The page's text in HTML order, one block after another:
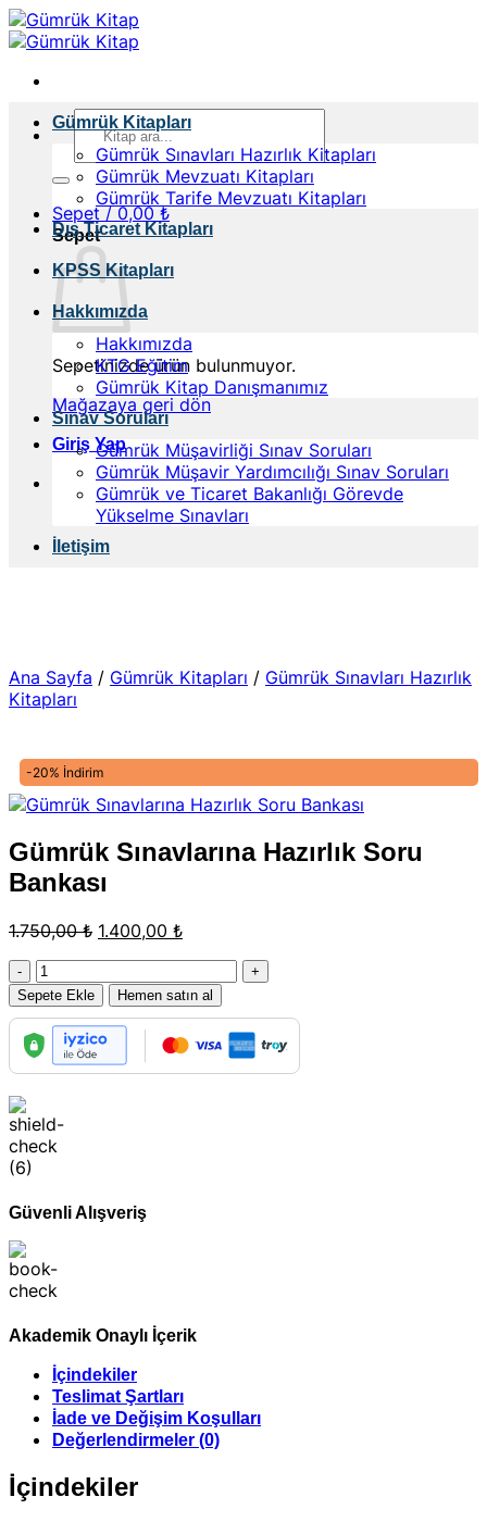
İçeriğe
atla
Ara:
Sepet /0,00₺
Sepet
Sepetinizde ürün bulunmuyor.
Mağazaya geri dön
Giriş Yap
Gümrük Kitapları
Gümrük Sınavları Hazırlık Kitapları
Gümrük Mevzuatı Kitapları
Gümrük Tarife Mevzuatı Kitapları
Dış Ticaret Kitapları
KPSS Kitapları
Hakkımızda
Hakkımızda
KTG Eğitim
Gümrük Kitap Danışmanımız
Sınav Soruları
Gümrük Müşavirliği Sınav Soruları
Gümrük Müşavir Yardımcılığı Sınav Soruları
Gümrük ve Ticaret Bakanlığı Görevde
Yükselme Sınavları
İletişim
Ana Sayfa / Gümrük Kitapları / Gümrük Sınavları Hazırlık
Kitapları
-20% İndirim
Gümrük Sınavlarına Hazırlık Soru
Bankası
1.750,00₺ Orijinal
1.400,00 ₺Şu
1.400,00 ₺.
Gümrük
Sınavlarına
Hazırlık
Soru
Bankası
adet
Sepete Ekle Hemen satın al
Güvenli Alışveriş
Akademik Onaylı İçerik
İçindekiler
Teslimat Şartları
İade ve Değişim Koşulları
Değerlendirmeler (0)
İçindekiler